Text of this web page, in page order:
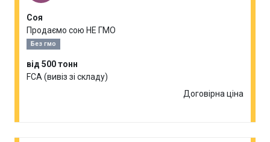
Соя
Продаємо сою НЕ ГМО
Без гмо
від 500 тонн
FCA (вивіз зі складу)
Договірна ціна